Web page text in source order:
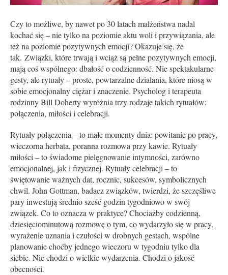
Czy to możliwe, by nawet po 30 latach małżeństwa nadal
kochać się – nie tylko na poziomie aktu woli i przy­­wiązania, ale
też na poziomie pozytywnych emocji? Okazuje się, że
tak. Związki, które trwają i wciąż są pełne pozytywnych emocji,
mają coś wspólnego: dbałość o codzienność. Nie spekta­kular­ne
gesty, ale rytuały – proste, powtarzalne działania, które niosą w
sobie emocjonalny ciężar i znaczenie. Psycholog i terapeuta
rodzinny Bill Doherty wyróżnia trzy rodzaje takich rytuałów:
połączenia, miłości i celebracji.
Rytuały połączenia – to małe momenty dnia: powitanie po pracy,
wieczorna herbata, poranna rozmowa przy kawie. Rytuały
miłości – to świadome pielęgnowanie intymności, zarówno
emocjonalnej, jak i fizycznej. Rytuały celebracji – to
świętowanie ważnych dat, rocznic, sukcesów, symbolicznych
chwil. John Gottman, badacz związków, twierdzi, że szczęśliwe
pary inwestują średnio sześć godzin tygodniowo w swój
związek. Co to oznacza w praktyce? Chociażby codzienną,
dziesięciominutową rozmowę o tym, co wydarzyło się w pracy,
wyrażenie uznania i czułości w drobnych gestach, wspólne
planowanie choćby jednego wieczoru w tygodniu tylko dla
siebie. Nie chodzi o wielkie wydarzenia. Chodzi o jakość
obecności.